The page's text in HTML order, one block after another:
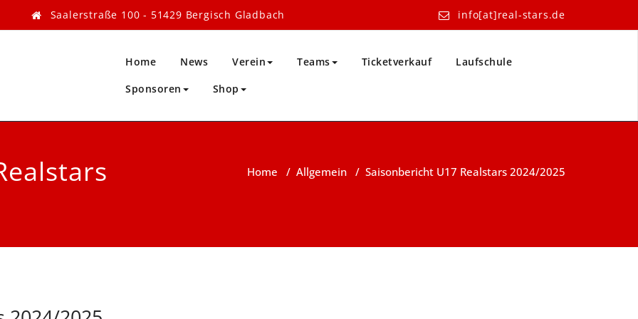
Saalerstraße 100 - 51429 Bergisch Gladbach info[at]real-stars.de
Home News Verein Teams Ticketverkauf
Laufschule
Sponsoren
Shop
Home / Allgemein / Saisonbericht U17 Realstars 2024/2025